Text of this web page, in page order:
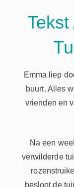
Emma liep
buurt. Alles
vrienden en
Na een
verwilderde
besloot de